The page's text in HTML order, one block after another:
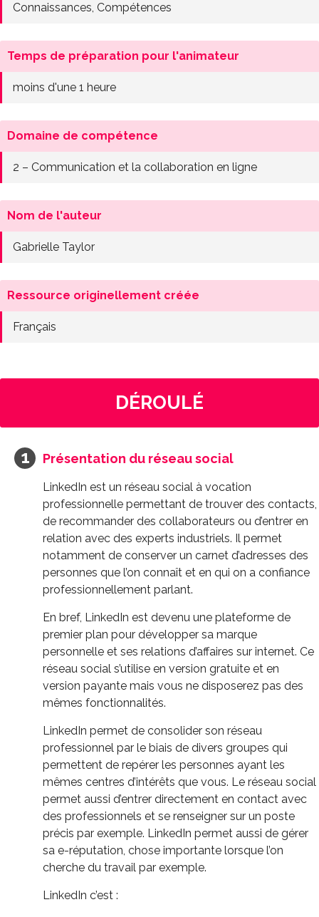
Connaissances, Compétences
Temps de préparation pour l'animateur
moins d'une 1 heure
Domaine de compétence
2 – Communication et la collaboration en ligne
Nom de l'auteur
Gabrielle Taylor
Ressource originellement créée
Français
DÉROULÉ
Présentation du réseau social
LinkedIn est un réseau social à vocation
professionnelle permettant de trouver des contacts,
de recommander des collaborateurs ou d’entrer en
relation avec des experts industriels. Il permet
notamment de conserver un carnet d’adresses des
personnes que l’on connaît et en qui on a confiance
professionnellement parlant.
En bref, LinkedIn est devenu une plateforme de
premier plan pour développer sa marque
personnelle et ses relations d’affaires sur internet. Ce
réseau social s’utilise en version gratuite et en
version payante mais vous ne disposerez pas des
mêmes fonctionnalités.
LinkedIn permet de consolider son réseau
professionnel par le biais de divers groupes qui
permettent de repérer les personnes ayant les
mêmes centres d’intérêts que vous. Le réseau social
permet aussi d’entrer directement en contact avec
des professionnels et se renseigner sur un poste
précis par exemple. LinkedIn permet aussi de gérer
sa e-réputation, chose importante lorsque l’on
cherche du travail par exemple.
LinkedIn c’est :